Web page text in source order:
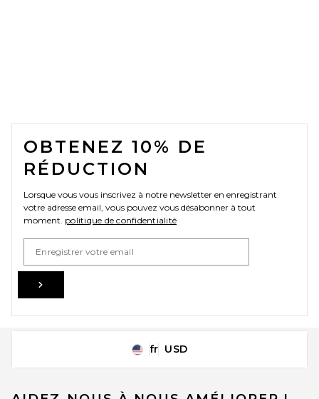
FOOTER
OBTENEZ 10% DE
RÉDUCTION
Lorsque vous vous inscrivez à notre newsletter en enregistrant
votre adresse email, vous pouvez vous désabonner à tout
moment. politique de confidentialité
Change Country Regions
fr USD